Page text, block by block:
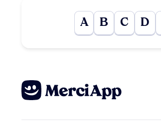
A B C D